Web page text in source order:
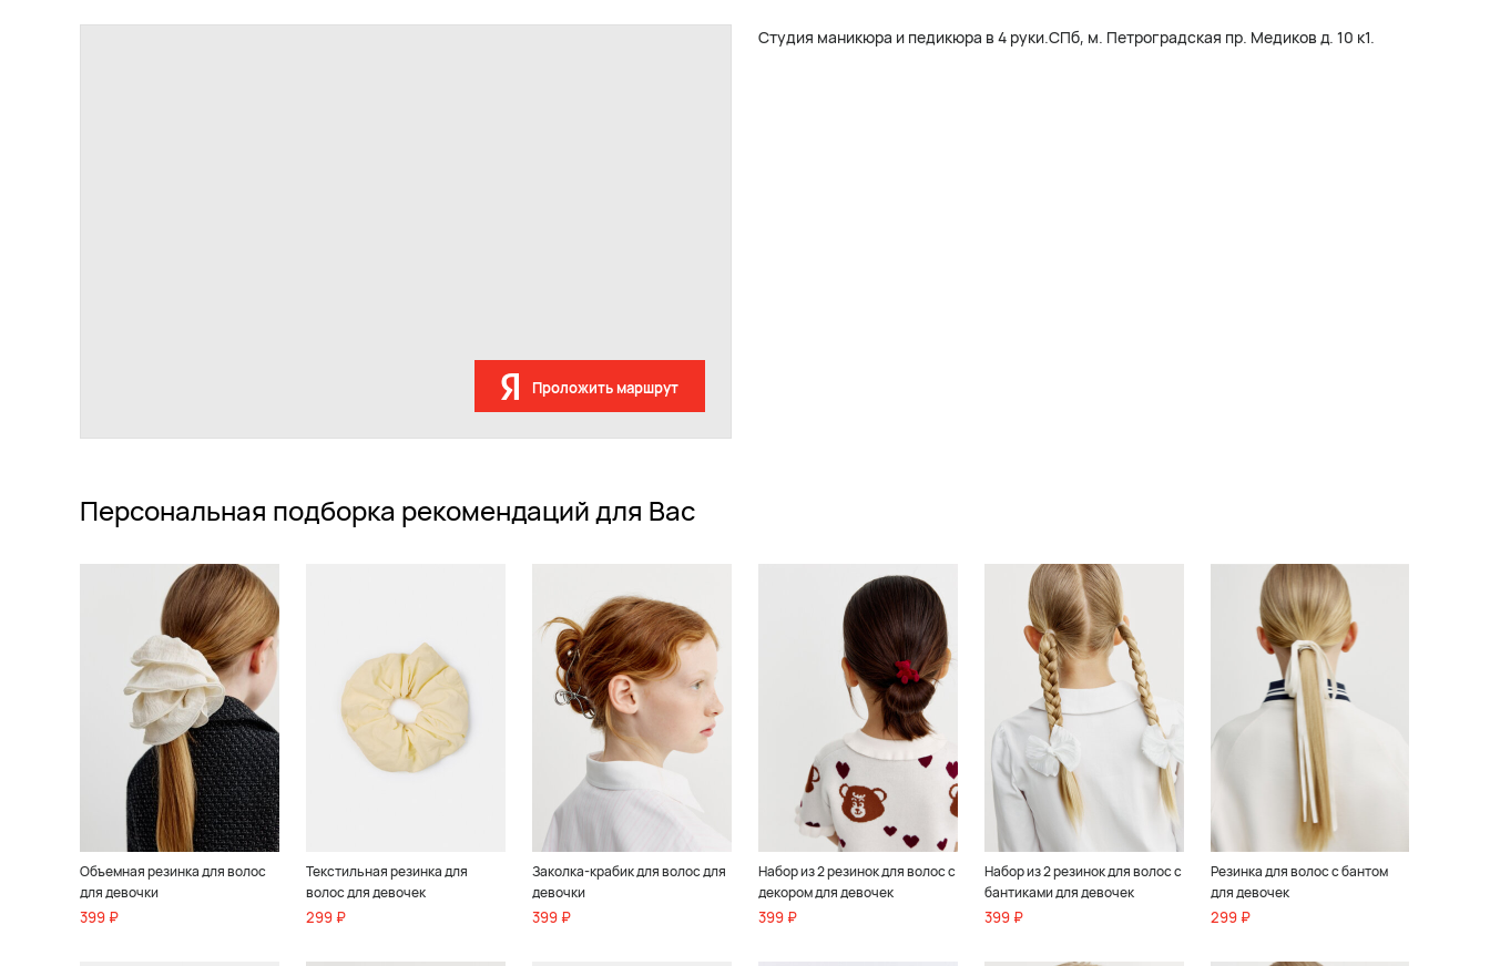
Проложить маршрут
Студия маникюра и педикюра в 4 руки.СПб, м. Петроградская пр. Медиков д. 10 к1.
Персональная подборка рекомендаций для Вас
Объемная резинка для волос
для девочки
399 ₽
Текстильная резинка для
волос для девочек
299 ₽
Заколка-крабик для волос для
девочки
399 ₽
Набор из 2 резинок для волос с
декором для девочек
399 ₽
Набор из 2 резинок для волос с
бантиками для девочек
399 ₽
Резинка для волос с бантом
для девочек
299 ₽